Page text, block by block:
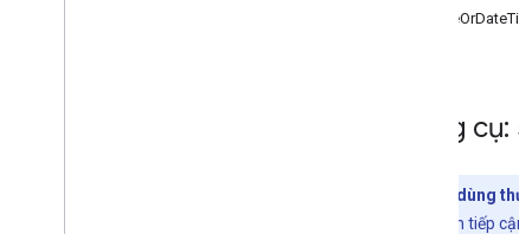
Công cụ:
Bản dùng
phép bạn tiếp